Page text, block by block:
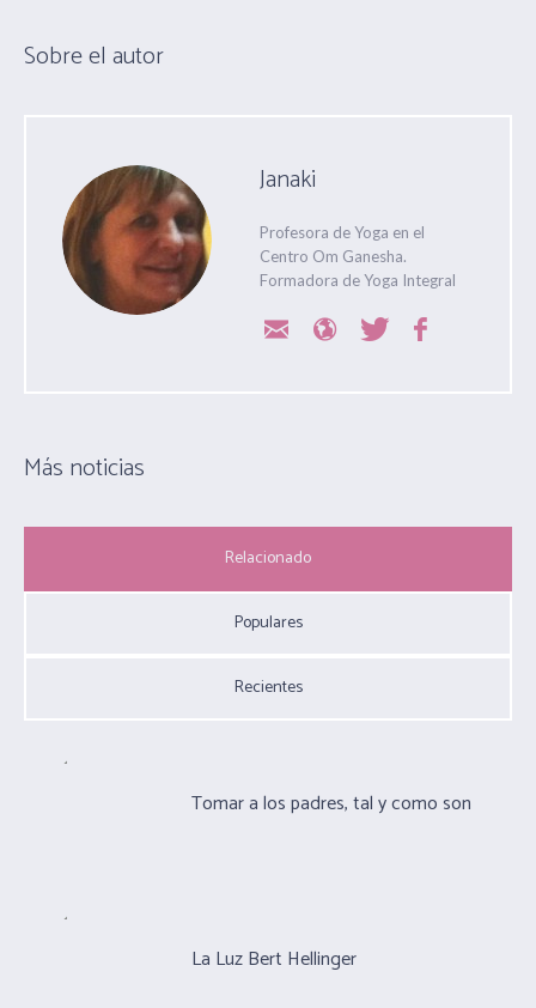
Sobre el autor
Janaki
Profesora de Yoga en el
Centro Om Ganesha.
Formadora de Yoga Integral
Más noticias
Relacionado
Populares
Recientes
Tomar a los padres, tal y como son
La Luz Bert Hellinger